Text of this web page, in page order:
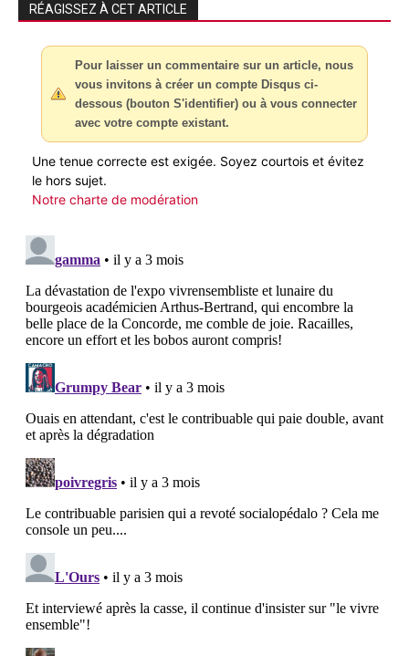
RÉAGISSEZ À CET ARTICLE
Pour laisser un commentaire sur un article, nous
vous invitons à créer un compte Disqus ci-
dessous (bouton S'identifier) ou à vous connecter
avec votre compte existant.
Une tenue correcte est exigée. Soyez courtois et évitez
le hors sujet.
Notre charte de modération